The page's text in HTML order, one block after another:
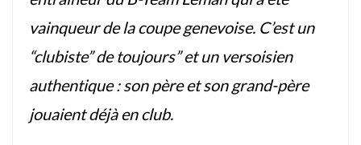
vainqueur de la coupe genevoise. C’est un
“clubiste” de toujours” et un versoisien
authentique : son père et son grand-père
jouaient déjà en club.